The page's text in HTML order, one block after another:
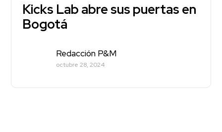
Kicks Lab abre sus puertas en
Bogotá
Redacción P&M
octubre 28, 2024